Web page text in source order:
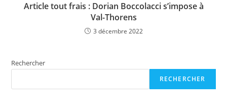
Article tout frais : Dorian Boccolacci s’impose à
Val-Thorens
3 décembre 2022
Rechercher
RECHERCHER